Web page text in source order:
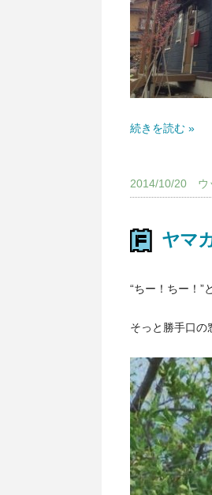
続きを読む »
2014/10/20 ウ
ヤマ
“ちー！ちー！”
そっと勝手口の